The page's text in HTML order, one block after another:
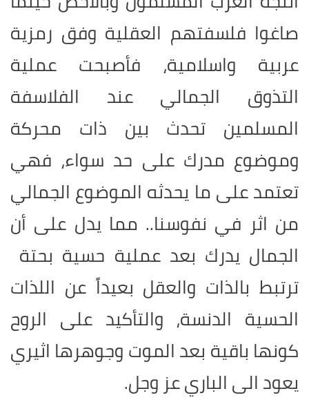
صاغوا فلسفتهم العقلية وفق رمزية
عربية واسلامية، فأصبحت عملية
التذوق الجمالي عند الفلاسفة
المسلمين تحدث بين ذات محركة
وموضوع مدرك على حد سواء، فهي
تعتمد على ما يحدثه الموضوع الجمالي
من اثر في نفوسنا.. مما يدل على أن
الجمال يدرك بعد عملية حسية بحتة
ترتبط بالذات والعقل بعيداً عن اللذات
الحسية الدنسة، والتأكيد على الروح
كونها باقية بعد الموت وجوهرها اثيري
يعود الى الباري عز وجل.